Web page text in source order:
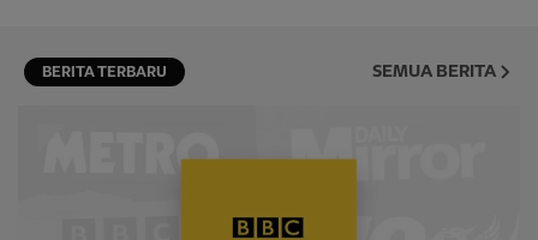
BERITA TERBARU SEMUA BERITA